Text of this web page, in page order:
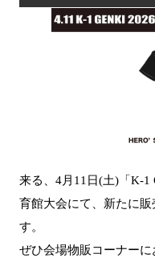
来る、4月11日(土)「K-1
育館大会にて、新たに
す。
ぜひ会場物販コーナーに